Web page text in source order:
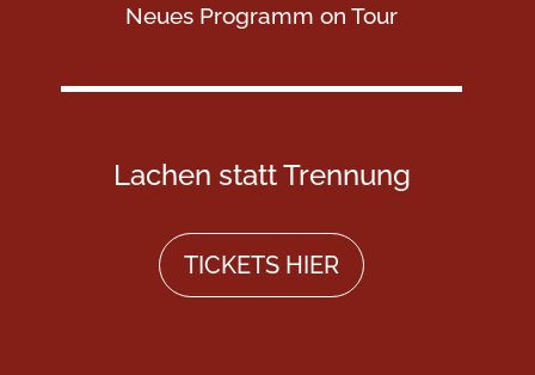
Neues Programm on Tour
Lachen statt Trennung
TICKETS HIER